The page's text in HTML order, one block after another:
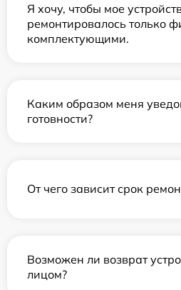
Я хочу, чтобы мое
ремонтировалось только
комплектующими.
Каким образом меня
готовности?
От чего зависит срок
Возможен ли возврат
лицом?